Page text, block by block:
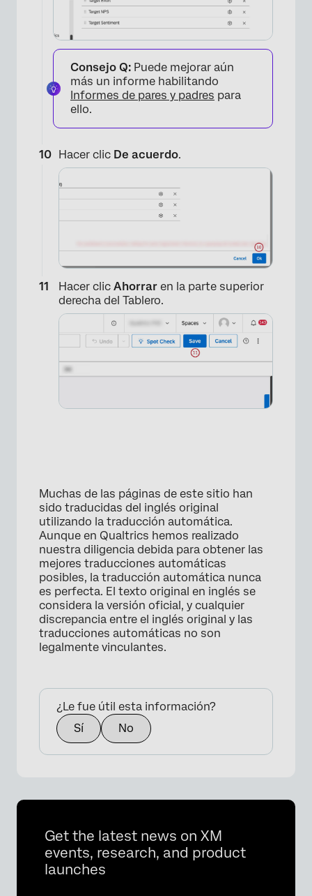
×
×
Consejo Q: Puede mejorar aún
más un informe habilitando
Informes de pares y padres para
ello.
Hacer clic De acuerdo.
×
Hacer clic Ahorrar en la parte superior
derecha del Tablero.
Muchas de las páginas de este sitio han
sido traducidas del inglés original
utilizando la traducción automática.
Aunque en Qualtrics hemos realizado
nuestra diligencia debida para obtener las
mejores traducciones automáticas
posibles, la traducción automática nunca
es perfecta. El texto original en inglés se
considera la versión oficial, y cualquier
discrepancia entre el inglés original y las
traducciones automáticas no son
legalmente vinculantes.
¿Le fue útil esta información?
Sí
No
Get the latest news on XM
events, research, and product
launches